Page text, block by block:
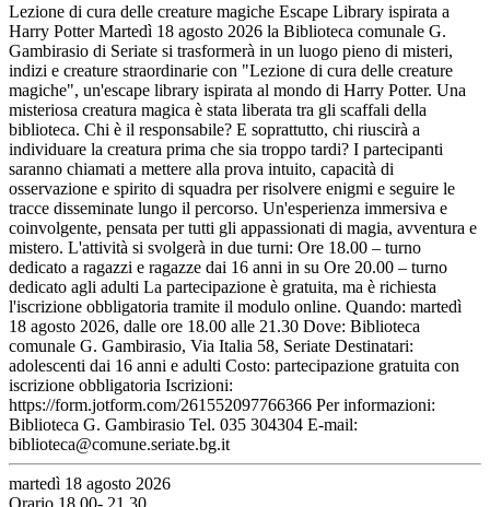
Lezione di cura delle creature magiche Escape Library ispirata a
Harry Potter Martedì 18 agosto 2026 la Biblioteca comunale G.
Gambirasio di Seriate si trasformerà in un luogo pieno di misteri,
indizi e creature straordinarie con "Lezione di cura delle creature
magiche", un'escape library ispirata al mondo di Harry Potter. Una
misteriosa creatura magica è stata liberata tra gli scaffali della
biblioteca. Chi è il responsabile? E soprattutto, chi riuscirà a
individuare la creatura prima che sia troppo tardi? I partecipanti
saranno chiamati a mettere alla prova intuito, capacità di
osservazione e spirito di squadra per risolvere enigmi e seguire le
tracce disseminate lungo il percorso. Un'esperienza immersiva e
coinvolgente, pensata per tutti gli appassionati di magia, avventura e
mistero. L'attività si svolgerà in due turni: Ore 18.00 – turno
dedicato a ragazzi e ragazze dai 16 anni in su Ore 20.00 – turno
dedicato agli adulti La partecipazione è gratuita, ma è richiesta
l'iscrizione obbligatoria tramite il modulo online. Quando: martedì
18 agosto 2026, dalle ore 18.00 alle 21.30 Dove: Biblioteca
comunale G. Gambirasio, Via Italia 58, Seriate Destinatari:
adolescenti dai 16 anni e adulti Costo: partecipazione gratuita con
iscrizione obbligatoria Iscrizioni:
https://form.jotform.com/261552097766366 Per informazioni:
Biblioteca G. Gambirasio Tel. 035 304304 E-mail:
biblioteca@comune.seriate.bg.it
martedì 18 agosto 2026
Orario 18.00- 21.30